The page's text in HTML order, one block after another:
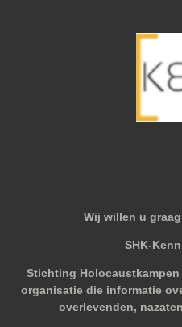
Wij willen u
SHK-
Stichting
organisatie die informatie
overlevenden,